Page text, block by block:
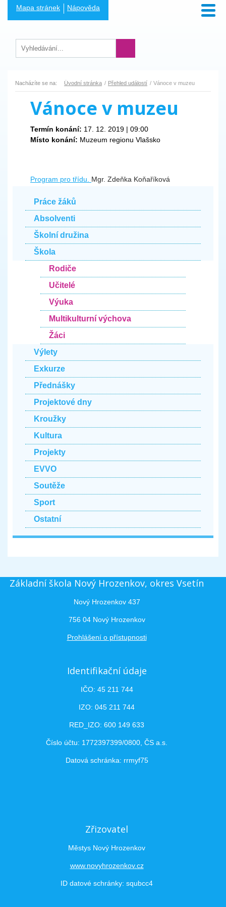
Mapa stránek Nápověda
Nacházíte se na: Úvodní stránka Přehled událostí Vánoce v muzeu
Vánoce v muzeu
Termín konání: 17. 12. 2019 | 09:00
Místo konání: Muzeum regionu Vlašsko
Program pro třídu. Mgr. Zdeňka Koňaříková
Práce žáků
Absolventi
Školní družina
Škola
Rodiče
Učitelé
Výuka
Multikulturní výchova
Žáci
Výlety
Exkurze
Přednášky
Projektové dny
Kroužky
Kultura
Projekty
EVVO
Soutěže
Sport
Ostatní
Základní škola Nový Hrozenkov, okres Vsetín
Nový Hrozenkov 437
756 04 Nový Hrozenkov
Prohlášení o přístupnosti
Identifikační údaje
IČO: 45 211 744
IZO: 045 211 744
RED_IZO: 600 149 633
Číslo účtu: 1772397399/0800, ČS a.s.
Datová schránka: rrmyf75
Zřizovatel
Městys Nový Hrozenkov
www.novyhrozenkov.cz
ID datové schránky: squbcc4